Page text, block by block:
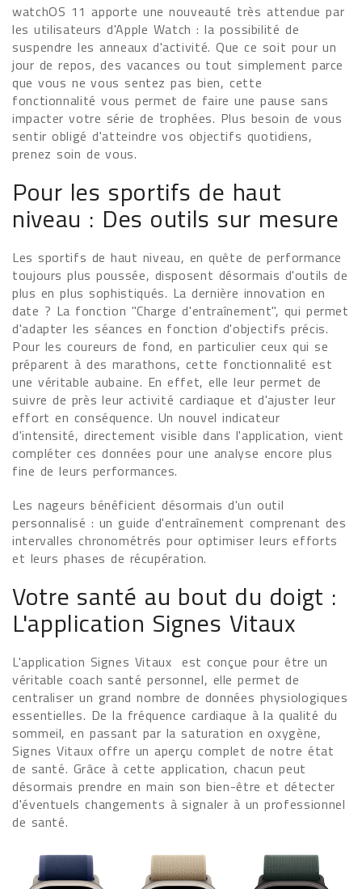
watchOS 11 apporte une nouveauté très attendue par
les utilisateurs d'Apple Watch : la possibilité de
suspendre les anneaux d'activité. Que ce soit pour un
jour de repos, des vacances ou tout simplement parce
que vous ne vous sentez pas bien, cette
fonctionnalité vous permet de faire une pause sans
impacter votre série de trophées. Plus besoin de vous
sentir obligé d'atteindre vos objectifs quotidiens,
prenez soin de vous.
Pour les sportifs de haut
niveau : Des outils sur mesure
Les sportifs de haut niveau, en quête de performance
toujours plus poussée, disposent désormais d'outils de
plus en plus sophistiqués. La dernière innovation en
date ? La fonction "Charge d'entraînement", qui permet
d'adapter les séances en fonction d'objectifs précis.
Pour les coureurs de fond, en particulier ceux qui se
préparent à des marathons, cette fonctionnalité est
une véritable aubaine. En effet, elle leur permet de
suivre de près leur activité cardiaque et d'ajuster leur
effort en conséquence. Un nouvel indicateur
d'intensité, directement visible dans l'application, vient
compléter ces données pour une analyse encore plus
fine de leurs performances.
Les nageurs bénéficient désormais d'un outil
personnalisé : un guide d'entraînement comprenant des
intervalles chronométrés pour optimiser leurs efforts
et leurs phases de récupération.
Votre santé au bout du doigt :
L'application Signes Vitaux
L'application Signes Vitaux est conçue pour être un
véritable coach santé personnel, elle permet de
centraliser un grand nombre de données physiologiques
essentielles. De la fréquence cardiaque à la qualité du
sommeil, en passant par la saturation en oxygène,
Signes Vitaux offre un aperçu complet de notre état
de santé. Grâce à cette application, chacun peut
désormais prendre en main son bien-être et détecter
d'éventuels changements à signaler à un professionnel
de santé.